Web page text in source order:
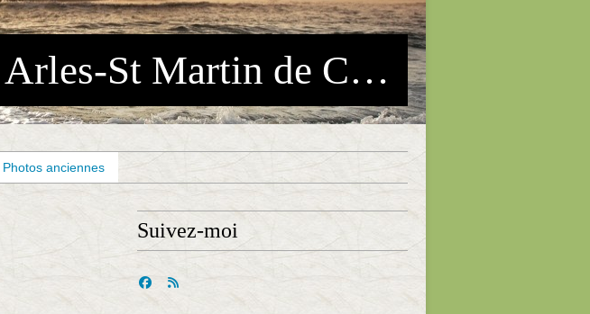
Association des Pêcheurs Arles-St Martin de Crau (APASMC)
Photos anciennes
Suivez-moi